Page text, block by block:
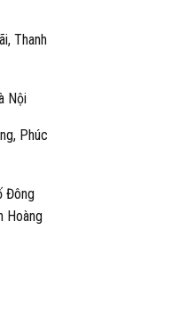
Thanh
Nội
Phúc
Đông
Hoàng